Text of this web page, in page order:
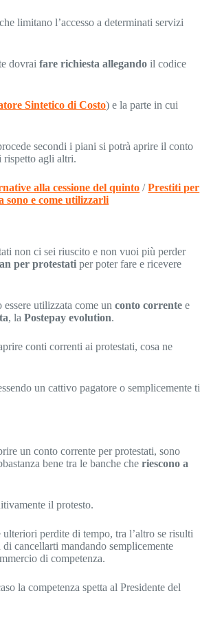
limitano l’accesso a determinati servizi
dovraifare richiesta allegando il codice
Sintetico di Costo) e la parte in cui
secondi i piani si potrà aprire il conto
rispetto agli altri.
alla cessione del quinto / Prestiti per
sono e come utilizzarli
non ci sei riuscito e non vuoi più perder
per protestati per poter fare e ricevere
essere utilizzata come unconto corrente e
, laPostepay evolution.
conti correnti ai protestati, cosa ne
un cattivo pagatore o semplicemente ti
un conto corrente per protestati, sono
bene tra le banche che riescono a
il protesto.
perdite di tempo, tra l’altro se risulti
cancellarti mandando semplicemente
di competenza.
la competenza spetta al Presidente del